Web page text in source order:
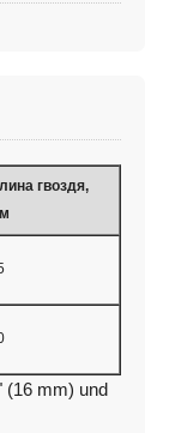
гвоздя,
(16 mm) und